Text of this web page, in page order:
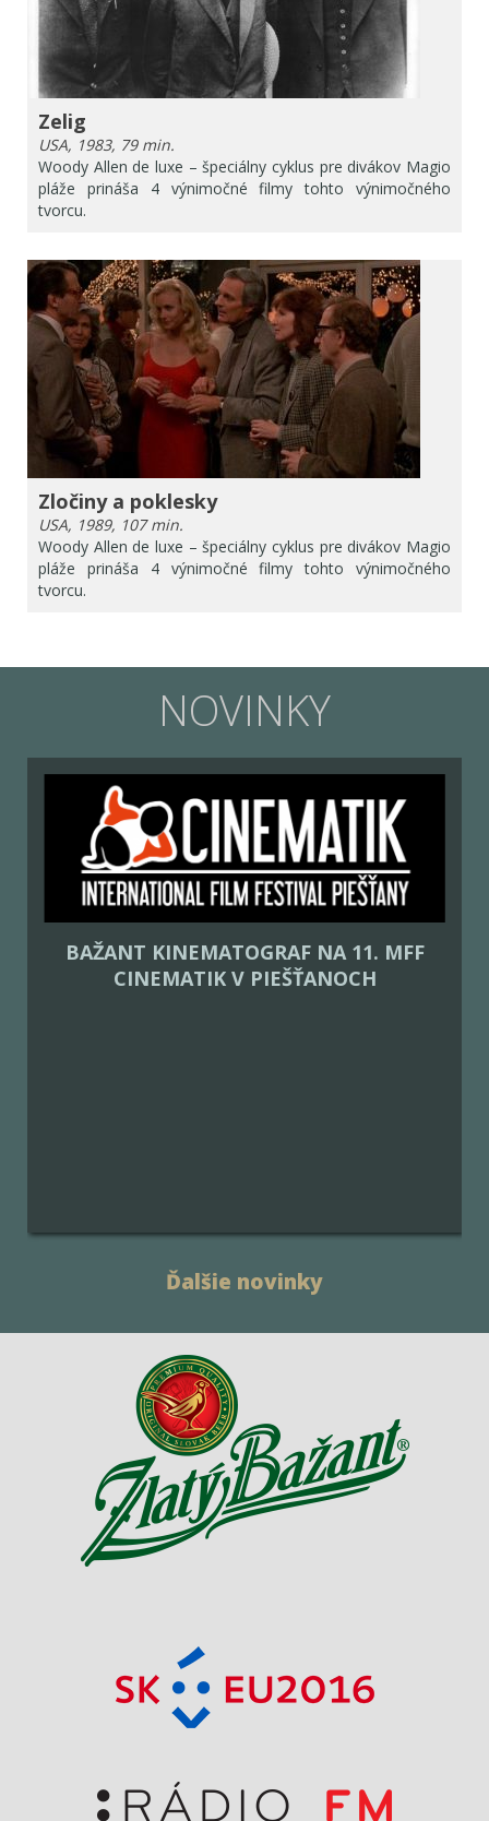
Zelig
USA, 1983, 79 min.
Woody Allen de luxe – špeciálny cyklus pre divákov Magio
pláže prináša 4 výnimočné filmy tohto výnimočného
tvorcu.
Zločiny a poklesky
USA, 1989, 107 min.
Woody Allen de luxe – špeciálny cyklus pre divákov Magio
pláže prináša 4 výnimočné filmy tohto výnimočného
tvorcu.
NOVINKY
BAŽANT KINEMATOGRAF NA 11. MFF
CINEMATIK V PIEŠŤANOCH
Ďalšie novinky